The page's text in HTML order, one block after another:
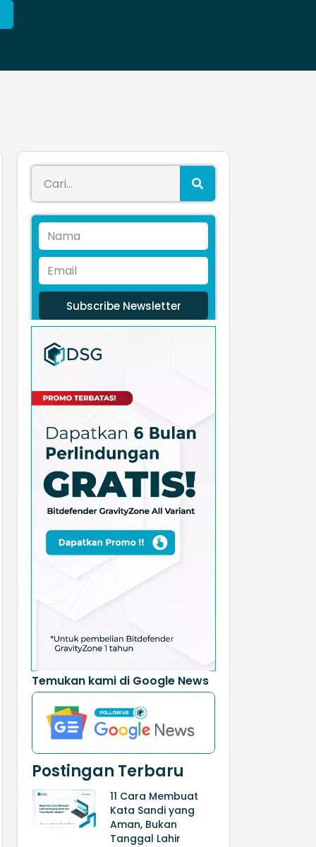
Subscribe Newsletter
Temukan kami di Google News
Postingan Terbaru
11 Cara Membuat
Kata Sandi yang
Aman, Bukan
Tanggal Lahir